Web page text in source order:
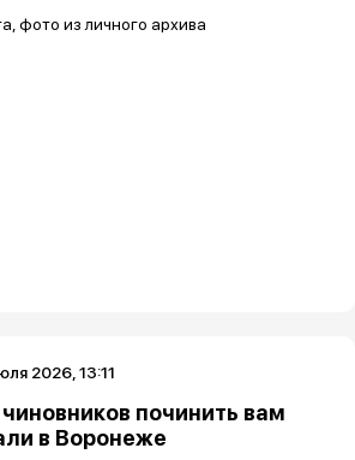
2026, 13:11
починить вам
в Воронеже